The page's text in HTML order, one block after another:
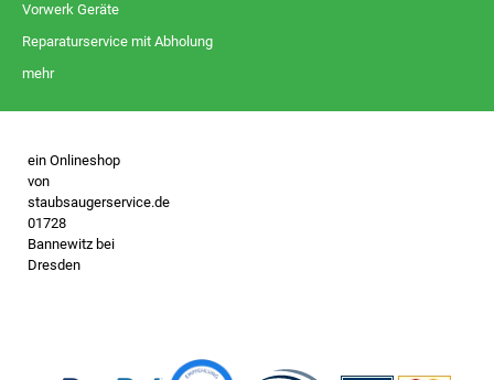
Vorwerk Geräte
Reparaturservice mit Abholung
mehr
ein Onlineshop
von
staubsaugerservice.de
01728
Bannewitz bei
Dresden